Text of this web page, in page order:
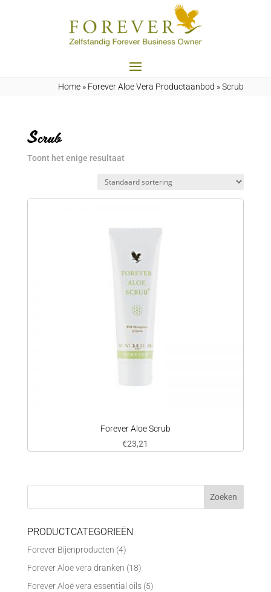
Home » Forever Aloe Vera Productaanbod »Scrub
Scrub
Toont het enige resultaat
Forever Aloe Scrub
€23,21
PRODUCTCATEGORIEËN
Forever Bijenproducten (4)
Forever Aloë vera dranken (18)
Forever Aloë vera essential oils (5)